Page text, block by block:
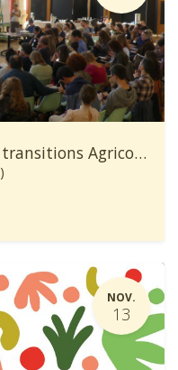
L'alliance ALTAA, pour des transitions Agricoles et Alimentaires à la hauteur des enjeux écologiques et sociaux
)
NOV.
13